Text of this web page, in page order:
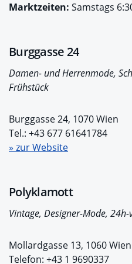
Marktzeiten: Samstags
Burggasse 24
Damen- und Herrenmode,
Frühstück
Burggasse 24, 1070 Wien
Tel.: +43 677 61641784
» zur Website
Polyklamott
Vintage, Designer-Mode,
Mollardgasse 13, 1060 Wien
Telefon: +43 1 9690337